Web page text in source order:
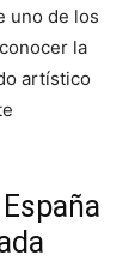
uno de los
la
artístico